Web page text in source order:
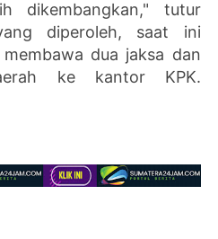
dikembangkan," tutur
diperoleh, saat ini
dua jaksa dan
ke kantor KPK.